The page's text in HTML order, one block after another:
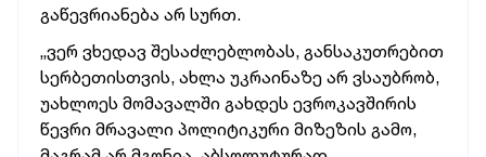
გაწევრიანება არ სურთ.
„ვერ ვხედავ შესაძლებლობას, განსაკუთრებით
სერბეთისთვის, ახლა უკრაინაზე არ ვსაუბრობ,
უახლოეს მომავალში გახდეს ევროკავშირის
წევრი მრავალი პოლიტიკური მიზეზის გამო,